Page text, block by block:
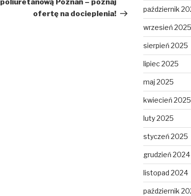
poliuretanową Poznań – poznaj
ofertę na docieplenia!
październik
wrzesień 2025
sierpień 2025
lipiec 2025
maj 2025
kwiecień 2025
luty 2025
styczeń 2025
grudzień 2024
listopad 2024
październik